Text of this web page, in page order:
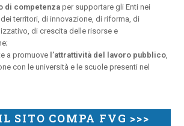
di competenza per supportare gli Enti nei
territori, di innovazione, di riforma, di
di crescita delle risorse e
a promuove l’attrattività del lavoro pubblico
con le università e le scuole presenti nel
SITO COMPA FVG >>>